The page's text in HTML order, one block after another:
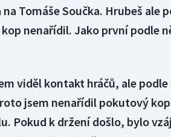
Tomáše Součka. Hrubeš ale
nenařídil. Jako první podle
viděl kontakt hráčů, ale
jsem nenařídil pokutový
Pokud k držení došlo, bylo